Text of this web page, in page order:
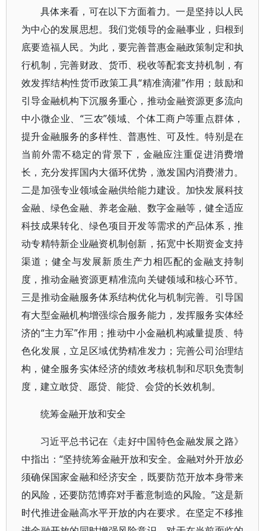
具体来看，可在以下方面着力。一是坚持以人民
为中心的发展思想。我们党领导的金融事业，归根到
底要造福人民。为此，要完善普惠金融政策制定和执
行机制，完善财政、货币、税收等配套支持机制，有
效发挥结构性货币政策工具“精准滴灌”作用；鼓励和
引导金融机构下沉服务重心，推动金融资源更多流向
中小微企业、“三农”领域、个体工商户等重点群体，
提升金融服务的多样性、普惠性、可及性。特别是在
当前外需不稳定的背景下，金融应注重促进消费增
长，充分发挥国内大循环优势，激发国内消费潜力。
二是加强专业领域金融供给能力建设。加快发展科技
金融、绿色金融、养老金融、数字金融等，健全适应
科技成果转化、绿色项目开发等需求的产品体系，推
动专精特新企业融资机制创新，拓宽中长期资金支持
渠道；健全与发展新质生产力相匹配的金融支持制
度，推动金融资源更精准流向关键领域和核心环节。
三是推动金融服务体系结构优化与机制完善。引导国
有大型金融机构增强综合服务能力，发挥服务实体经
济的“主力军”作用；推动中小金融机构减量提质、特
色化发展，立足区域优势精准发力；完善公司治理结
构，健全服务实体经济的绩效考核机制和尽职免责制
度，建立敢贷、愿贷、能贷、会贷的长效机制。
统筹金融开放和安全
习近平总书记在《走好中国特色金融发展之路》
中指出：“坚持统筹金融开放和安全。金融对外开放必
须确保国家金融和经济安全，既要防范开放本身带来
的风险，还要防范博弈对手蓄意制造的风险。”这是新
时代推进金融高水平开放的内在要求。在坚定不移推